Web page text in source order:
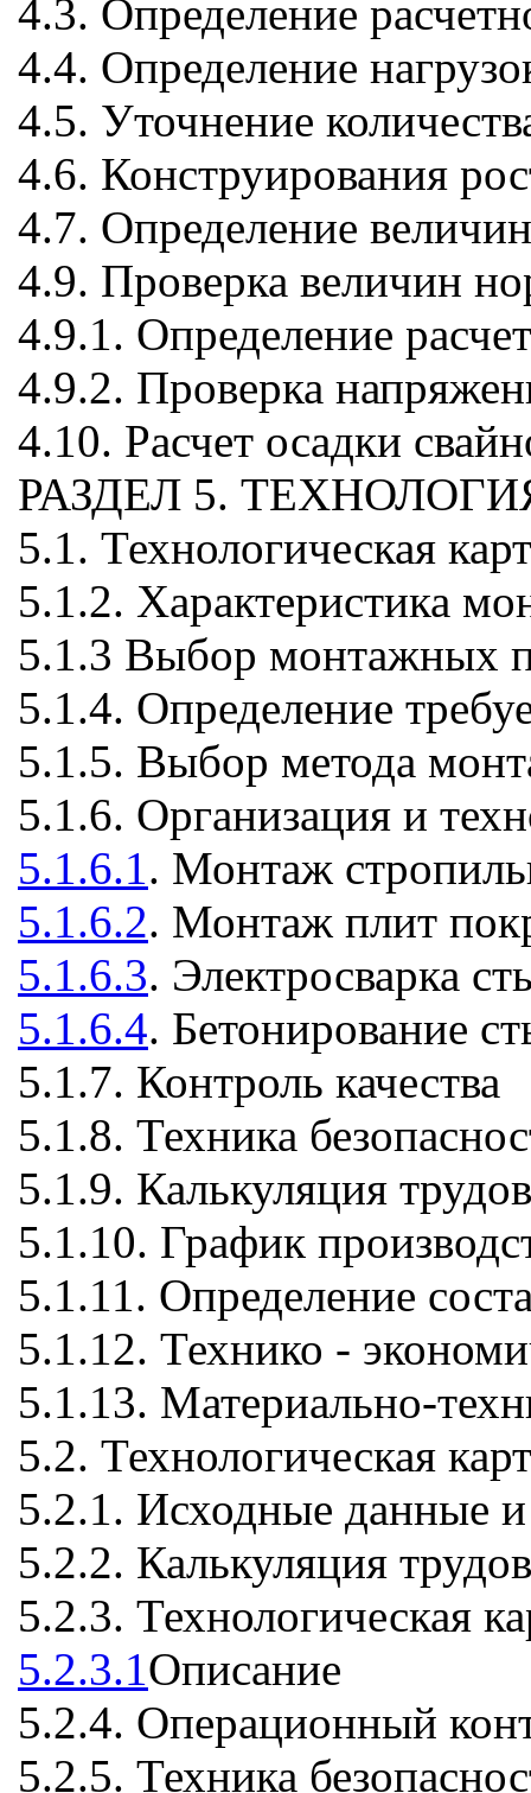
4.3. Определение
4.4. Определение
4.5. Уточнение
4.6. Конструирования
4.7. Определение
4.9. Проверка величин
4.9.1. Определение
4.9.2. Проверка
4.10. Расчет осадки
РАЗДЕЛ 5.
5.1. Технологическая
5.1.2. Характеристика
5.1.3 Выбор монтажных
5.1.4. Определение
5.1.5. Выбор метода
5.1.6. Организация и
5.1.6.1. Монтаж
5.1.6.2. Монтаж плит
5.1.6.3. Электросварка
5.1.6.4. Бетонирование
5.1.7. Контроль качества
5.1.8. Техника
5.1.9. Калькуляция
5.1.10. График
5.1.11. Определение
5.1.12. Технико -
5.1.13. Материально-
5.2. Технологическая
5.2.1. Исходные данные и
5.2.2. Калькуляция
5.2.3. Технологическая
5.2.3.1Описание
5.2.4. Операционный
5.2.5. Техника